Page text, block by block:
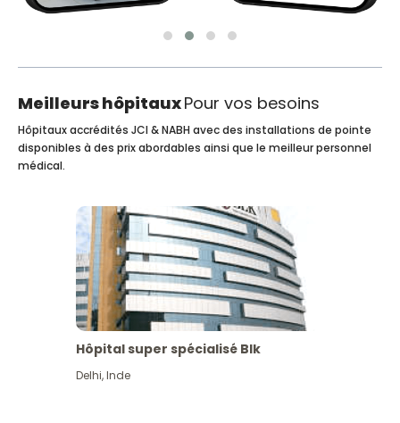
Meilleurs hôpitauxPour vos besoins
Hôpitaux accrédités JCI & NABH avec des installations de pointe
disponibles à des prix abordables ainsi que le meilleur personnel
médical.
Hôpital super spécialisé Blk
Delhi,Inde